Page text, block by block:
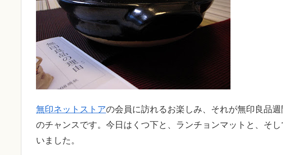
無印ネットストアの会員に訪れるお楽しみ、それが無印良品
のチャンスです。今日はくつ下と、ランチョンマットと、そ
いました。